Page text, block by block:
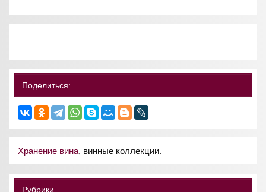
Поделиться:
Хранение вина, винные коллекции.
Рубрики